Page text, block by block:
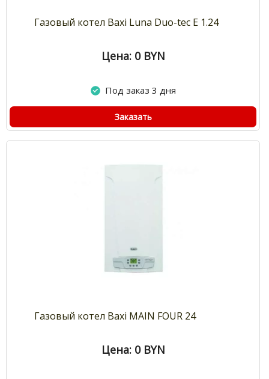
Газовый котел Baxi Luna Duo-tec E 1.24
Цена: 0 BYN
Под заказ 3 дня
Заказать
Газовый котел Baxi MAIN FOUR 24
Цена: 0 BYN